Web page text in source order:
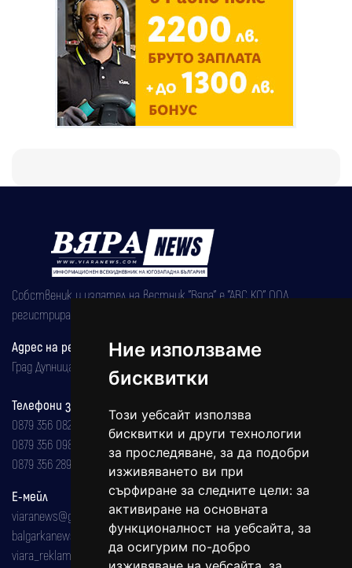
Ние използваме
бисквитки
Този уебсайт използва
бисквитки и други технологии
за проследяване, за да подобри
изживяването ви при
сърфиране за следните цели: за
активиране на основната
функционалност на уебсайта, за
да осигурим по-добро
Собственик и издател на вестник "Вяра" е "АВС КО" ООД,
регистрирана на 08.05.2002 година.
Адрес на редакцията
Град Дупница, ул.''Христо Ботев" 43
Телефони за реклама и абонаменти
0879 356 082
0879 356 098
0879 356 289
Е-мейл
viaranews@gmail.com
balgarkanews@gmail.com
viara_reklama@mail.bg